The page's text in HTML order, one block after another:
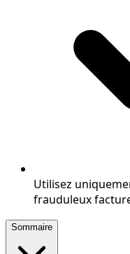
Utilisez
frauduleux
Sommaire